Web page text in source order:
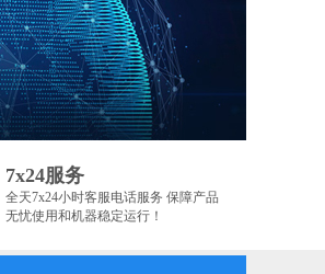
7x24服务
全天7x24小时客服电话服务 保障产品
无忧使用和机器稳定运行！